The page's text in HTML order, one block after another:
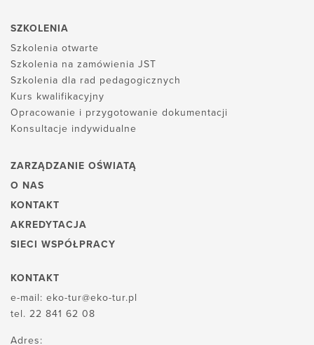
SZKOLENIA
Szkolenia otwarte
Szkolenia na zamówienia JST
Szkolenia dla rad pedagogicznych
Kurs kwalifikacyjny
Opracowanie i przygotowanie dokumentacji
Konsultacje indywidualne
ZARZĄDZANIE OŚWIATĄ
O NAS
KONTAKT
AKREDYTACJA
SIECI WSPÓŁPRACY
KONTAKT
e-mail: eko-tur@eko-tur.pl
tel. 22 841 62 08
Adres: